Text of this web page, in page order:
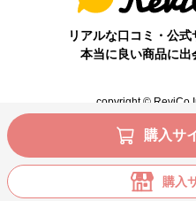
購入サ
購入
リアルな口コミ・公式
本当に良い商品に出
copyright © ReviCo